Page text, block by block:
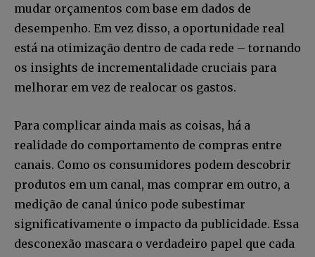
INSCREVA-SE
Li e aceito aPolítica de Privacidade.
12,345
Fãs
5,678
Seguidores
12,345
Seguidores
mudar orçamentos com base em dados de
desempenho. Em vez disso, a oportunidade real
está na otimização dentro de cada rede – tornando
os insights de incrementalidade cruciais para
melhorar em vez de realocar os gastos.
Para complicar ainda mais as coisas, há a
realidade do comportamento de compras entre
canais. Como os consumidores podem descobrir
produtos em um canal, mas comprar em outro, a
medição de canal único pode subestimar
significativamente o impacto da publicidade. Essa
desconexão mascara o verdadeiro papel que cada